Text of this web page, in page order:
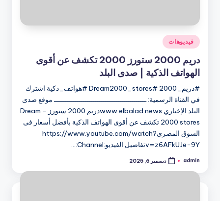
نُشر
في
فيديوهات
دريم 2000 ستورز 2000 تكشف عن أقوى
الهواتف الذكية | صدى البلد
#دريم_2000 #Dream2000_stores #هواتف_ذكية اشترك
في القناة الرسمية: ـــــــــــــــــــــــــــــــــــــــــــــــ موقع صدى
البلد الإخباري www.elbalad.newsدريم 2000 ستورز - Dream
2000 stores تكشف عن أقوى الهواتف الذكية بأفضل أسعار فى
السوق المصريhttps://www.youtube.com/watch?
v=z6AFkUJe-9Yتفاصيل الفيديو:Channel:…
تمّ
بواسطة
admin ديسمبر 6, 2025